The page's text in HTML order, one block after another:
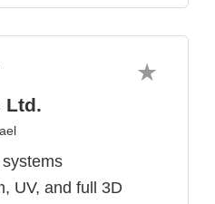
Ltd.
UV, and full 3D